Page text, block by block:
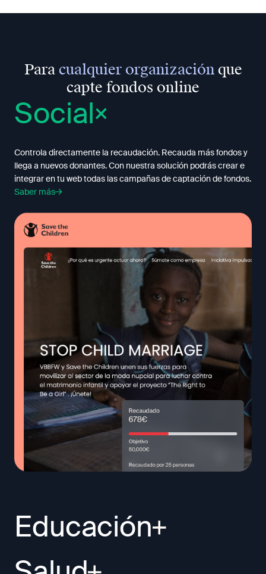
Para cualquier organizaciónque
capte fondos online
Social
Controla directamente la recaudación. Recauda más fondos y
llega a nuevos donantes. Con nuestra solución podrás crear e
integrar en tu web todas las campañas de captación de fondos.
Saber más
Educación